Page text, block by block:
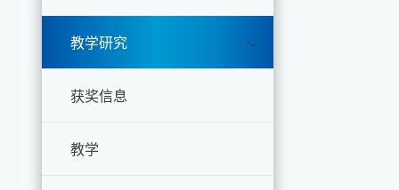
教学研究
获奖信息
教学